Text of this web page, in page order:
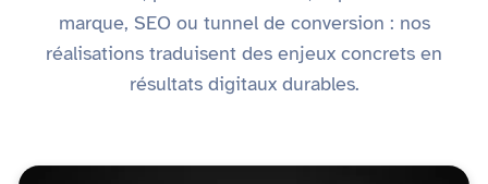
marque, SEO ou tunnel de conversion : nos
réalisations traduisent des enjeux concrets en
résultats digitaux durables.